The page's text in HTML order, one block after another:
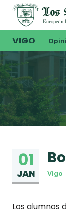
VIGO
01
JAN Vigo
Los alumnos